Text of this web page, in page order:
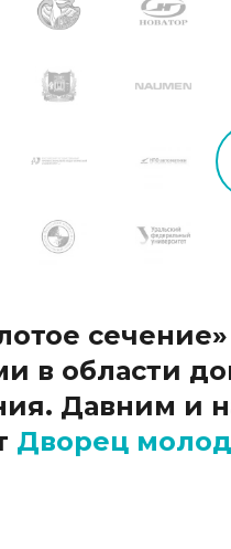
в области
Давним и
Дворец